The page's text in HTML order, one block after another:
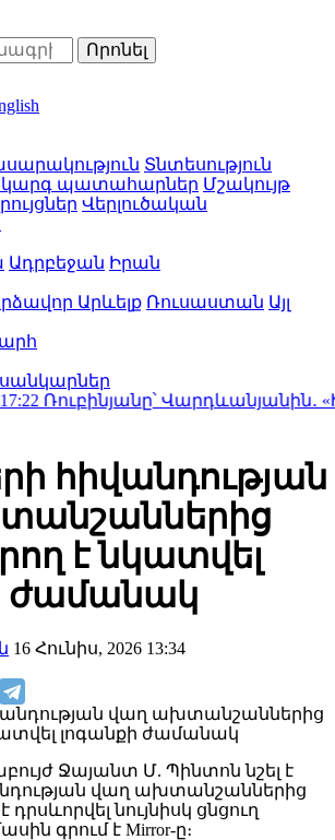
Տնտեսություն
պատահարներ Մշակույթ
Վերլուծական
Ադրբեջան Իրան
Արևելք Ռուսաստան Այլ
Ռուբինյանը՝ Վարդևանյանին․
հիվանդության
է նկատվել
ժամանակ
16 Հունիս, 2026 13:34
Ջայանտ Մ. Պինտոն նշել է
վաղ ախտանշաններից
դրսևորվել նույնիսկ ցնցուղ
գրում է Mirror-ը։